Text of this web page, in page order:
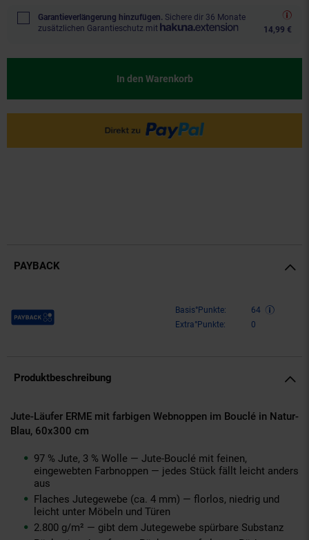
Garantieverlängerung hinzufügen. Sichere dir 36 Monate
zusätzlichen Garantieschutz mit
14,99 €
In den Warenkorb
PAYBACK
Payback Punkte Basis°Punkte:
64
Extra°Punkte:
0
Produktbeschreibung
Jute-Läufer ERME mit farbigen Webnoppen im Bouclé in Natur-
Blau, 60x300 cm
97 % Jute, 3 % Wolle — Jute-Bouclé mit feinen,
eingewebten Farbnoppen — jedes Stück fällt leicht anders
aus
Flaches Jutegewebe (ca. 4 mm) — florlos, niedrig und
leicht unter Möbeln und Türen
2.800 g/m² — gibt dem Jutegewebe spürbare Substanz